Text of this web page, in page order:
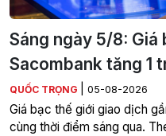
Sáng ngày 5/8: Giá
Sacombank tăng 1
QUỐC TRỌNG 05-08-2026
Giá bạc thế giới giao dịch
cùng thời điểm sáng qua.